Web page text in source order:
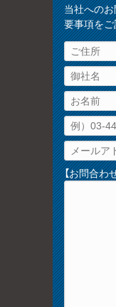
当社への
要事項をご
【お問合わ